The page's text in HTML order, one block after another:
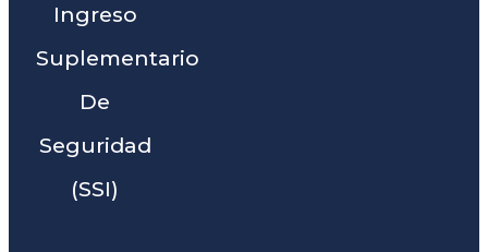
Ingreso
Suplementario
De
Seguridad
(SSI)